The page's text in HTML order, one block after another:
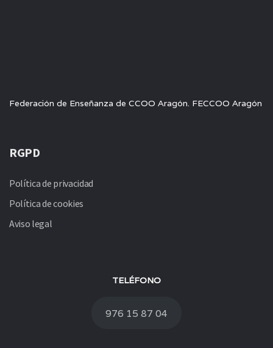
Federación de Enseñanza de CCOO Aragón. FECCOO Aragón
RGPD
Política de privacidad
Política de cookies
Aviso legal
TELÉFONO
976 15 87 04